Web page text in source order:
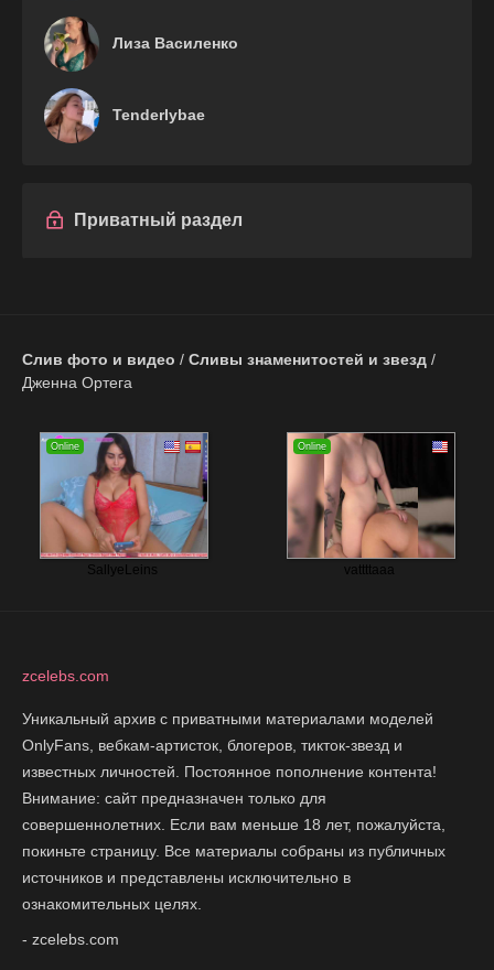
Лиза Василенко
Tenderlybae
Приватный раздел
Слив фото и видео / Сливы знаменитостей и звезд /
Дженна Ортега
zcelebs.com
Уникальный архив с приватными материалами моделей
OnlyFans, вебкам-артисток, блогеров, тикток-звезд и
известных личностей. Постоянное пополнение контента!
Внимание: сайт предназначен только для
совершеннолетних. Если вам меньше 18 лет, пожалуйста,
покиньте страницу. Все материалы собраны из публичных
источников и представлены исключительно в
ознакомительных целях.
- zcelebs.com